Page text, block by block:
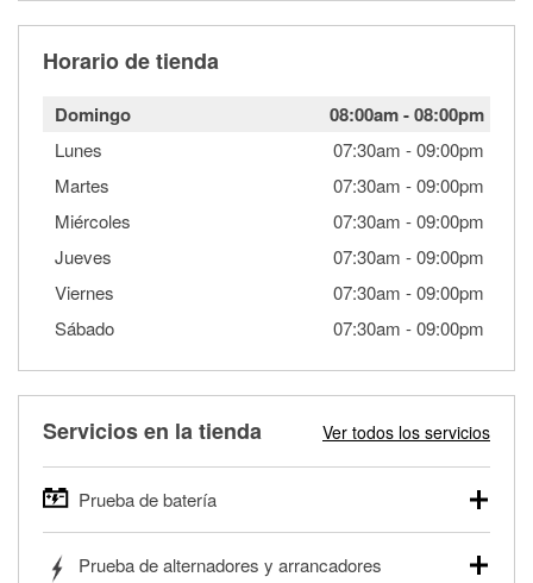
Horario de tienda
Domingo 08:00am-08:00pm
Lunes 07:30am -09:00pm
Martes
07:30am -09:00pm
Miércoles
07:30am -09:00pm
Jueves
07:30am -09:00pm
Viernes
07:30am -09:00pm
Sábado
07:30am -09:00pm
Servicios en la tienda Ver todos los servicios
Prueba de batería
autos, camionetas, SUVs, vehículos comerciales y
Prueba de alternadores y arrancadores